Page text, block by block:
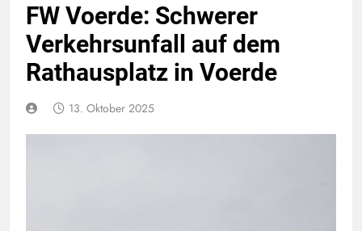
FW Voerde: Schwerer
Verkehrsunfall auf dem
Rathausplatz in Voerde
13. Oktober 2025